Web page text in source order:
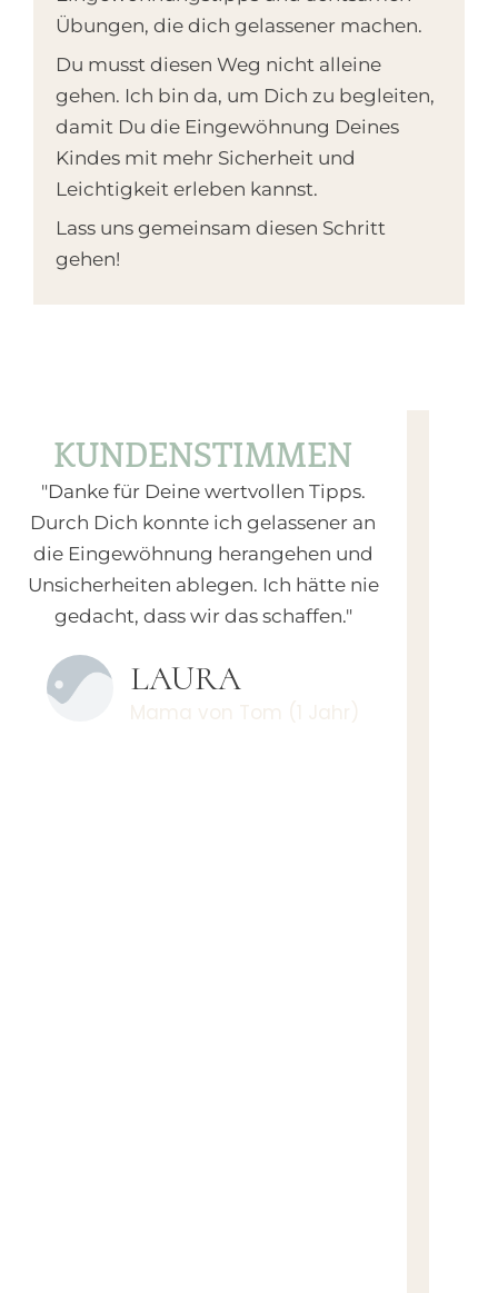
Übungen, die dich gelassener machen.
Du musst diesen Weg nicht alleine
gehen. Ich bin da, um Dich zu begleiten,
damit Du die Eingewöhnung Deines
Kindes mit mehr Sicherheit und
Leichtigkeit erleben kannst.
Lass uns gemeinsam diesen Schritt
gehen!
KUNDENSTIMMEN
"Danke für Deine wertvollen Tipps.
Durch Dich konnte ich gelassener an
die Eingewöhnung herangehen und
Unsicherheiten ablegen. Ich hätte nie
gedacht, dass wir das schaffen."
LAURA